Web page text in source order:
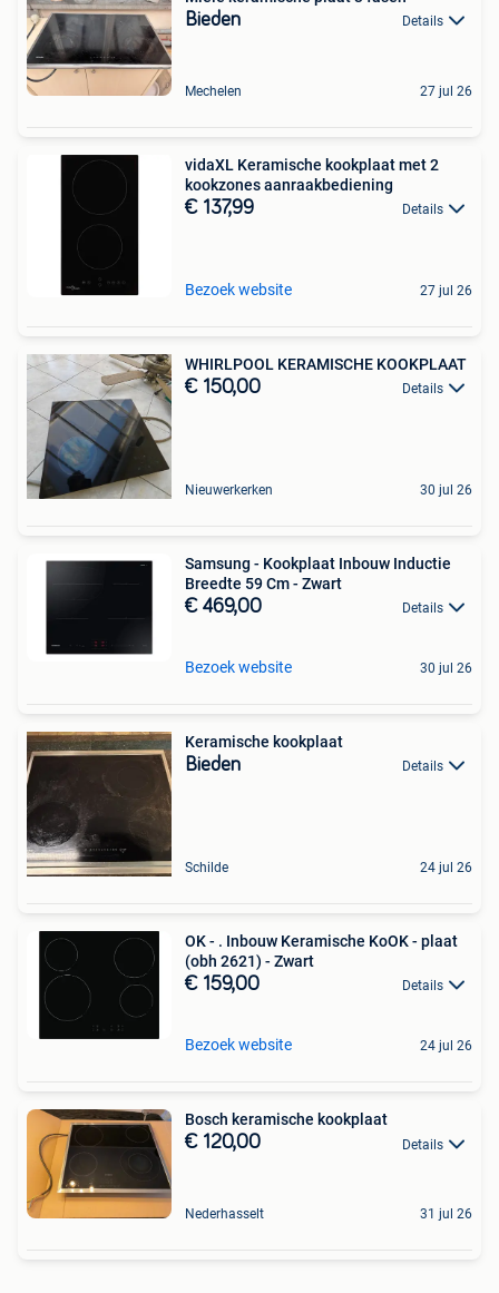
Bieden Details
Mechelen 27 jul 26
vidaXL Keramische kookplaat met 2
kookzones aanraakbediening
€ 137,99 Details
Bezoek website 27 jul 26
WHIRLPOOL KERAMISCHE KOOKPLAAT
€ 150,00 Details
Nieuwerkerken 30 jul 26
Samsung - Kookplaat Inbouw Inductie
Breedte 59 Cm - Zwart
€ 469,00 Details
Bezoek website 30 jul 26
Keramische kookplaat
Bieden Details
Schilde 24 jul 26
OK - . Inbouw Keramische KoOK - plaat
(obh 2621) - Zwart
€ 159,00 Details
Bezoek website 24 jul 26
Bosch keramische kookplaat
€ 120,00 Details
Nederhasselt 31 jul 26